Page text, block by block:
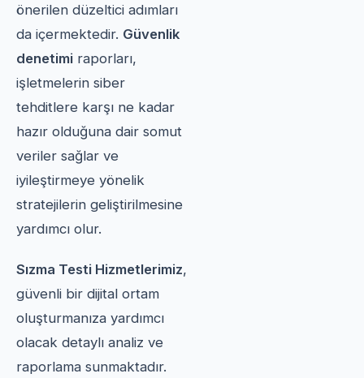
önerilen düzeltici adımları
da içermektedir. Güvenlik
denetimi raporları,
işletmelerin siber
tehditlere karşı ne kadar
hazır olduğuna dair somut
veriler sağlar ve
iyileştirmeye yönelik
stratejilerin geliştirilmesine
yardımcı olur.
Sızma Testi Hizmetlerimiz,
güvenli bir dijital ortam
oluşturmanıza yardımcı
olacak detaylı analiz ve
raporlama sunmaktadır.